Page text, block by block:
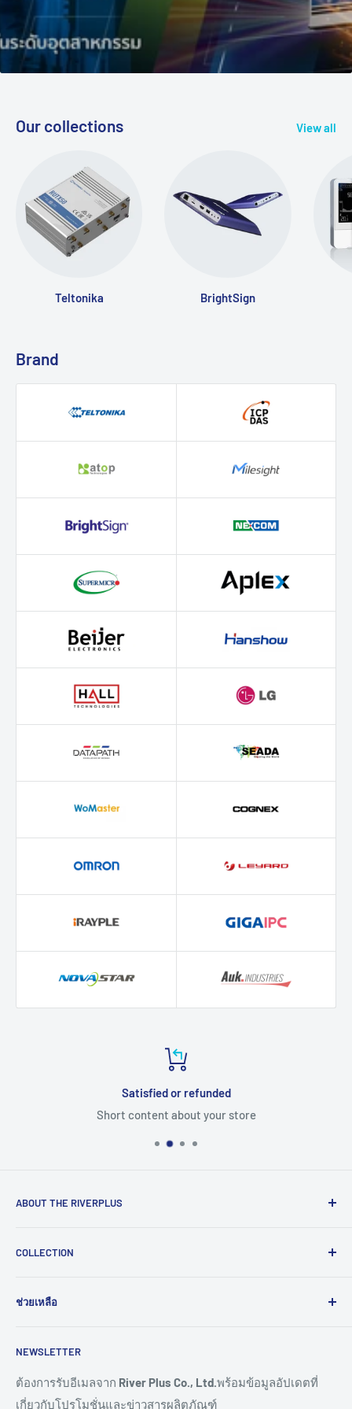
Our collections View all
Teltonika BrightSign
Brand
Satisfied or refunded
Short content about your store
ABOUT THE RIVERPLUS
สินค้าและบริการเทคโนโลยีแบบครบวงจร จากทั่วโลกตั้งแต่ปี
และอุตสาหกรรม 4.0
COLLECTION
HMI
Connectivity
Remote I/O
Sensor
ช่วยเหลือ
ขอราคางานโครงการ
การสั่งซื้อสินค้า
การชำระเงิน
NEWSLETTER
ต้องการรับอีเมลจาก River Plus Co., Ltd. พร้อมข้อมูลอัปเดตที่
เกี่ยวกับโปรโมชั่นและข่าวสารผลิตภัณฑ์